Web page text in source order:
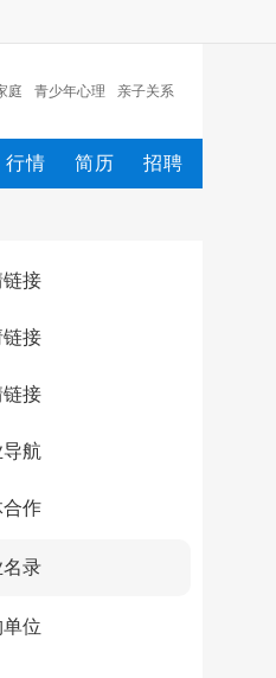
庭 青少年心理 亲子关系
系 阶段 治愈
行情 简历 招聘
接
链接
接
航
作
录
位